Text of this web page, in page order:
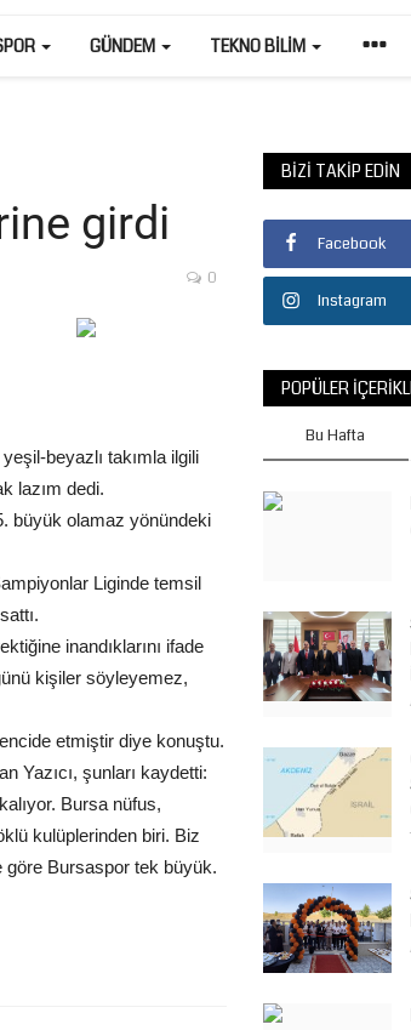
GÜNDEM TEKNO BILIM
girdi
0
beyazlı takımla ilgili
lazım dedi.
büyük olamaz yönündeki
Liginde temsil
inandıklarını ifade
kişiler söyleyemez,
etmiştir diye konuştu.
Yazıcı, şunları kaydetti:
Bursa nüfus,
kulüplerinden biri. Biz
göre Bursaspor tek büyük.
BIZI TAKIP EDIN
Facebook
Instagram
POPÜLER
Bu Hafta